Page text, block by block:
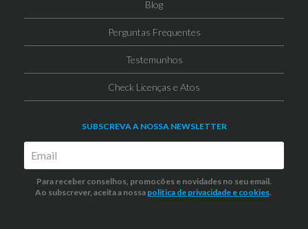
Blog
Perguntas Frequentes
Testemunhos
Check Licenças e Atos
SUBSCREVA A NOSSA NEWSLETTER
Para receber conselhos, promocões e novidades no seu email.
Ao subscrever, aceita a nossa politica de privacidade e cookies.